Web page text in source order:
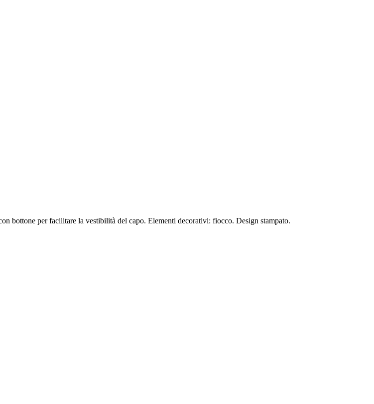
bottone per facilitare la vestibilità del capo. Elementi decorativi: fiocco. Design stampato.